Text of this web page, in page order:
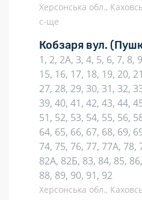
Херсонська обл.,
с-ще
Кобзаря вул.
1, 2, 2А, 3, 4, 5, 6, 7, 8,
15, 16, 17, 18, 19, 20,
27, 28, 29, 30, 31, 32,
39, 40, 41, 42, 43, 44,
51, 52, 53, 54, 55, 56,
64, 65, 66, 67, 68, 69,
74, 75, 76, 77, 77А, 78,
82А, 82Б, 83, 84, 85,
88, 89, 90, 91, 92
Херсонська обл.,